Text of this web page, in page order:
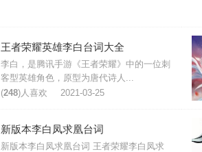
王者荣耀英雄李白台词大全
李白，是腾讯手游《王者荣耀》中的一位刺
客型英雄角色，原型为唐代诗人...
(248)人喜欢 2021-03-25
新版本李白凤求凰台词
新版本李白凤求凰台词 王者荣耀李白凤求